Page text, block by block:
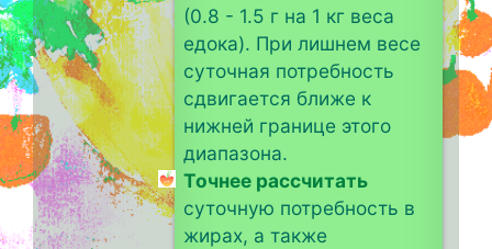
(0.8 - 1.5 г на 1 кг веса
едока). При лишнем весе
суточная потребность
сдвигается ближе к
нижней границе этого
диапазона.
Точнее рассчитать
суточную потребность в
жирах, а также